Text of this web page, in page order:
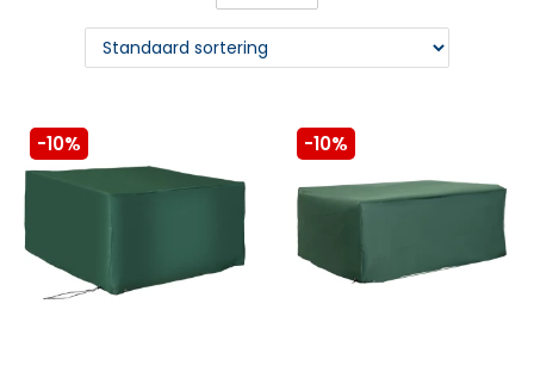
-10% -10%